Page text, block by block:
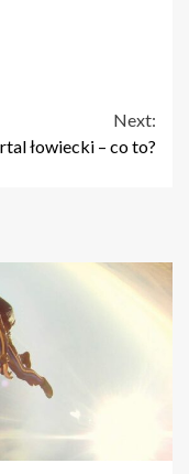
Next:
łowiecki – co to?